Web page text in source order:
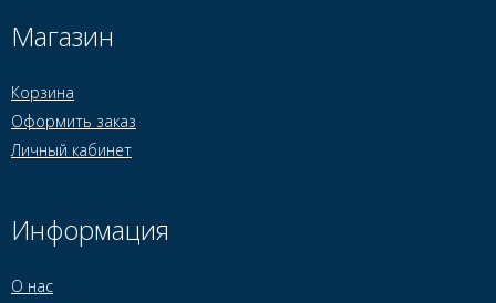
Магазин
Корзина
Оформить заказ
Личный кабинет
Информация
О нас